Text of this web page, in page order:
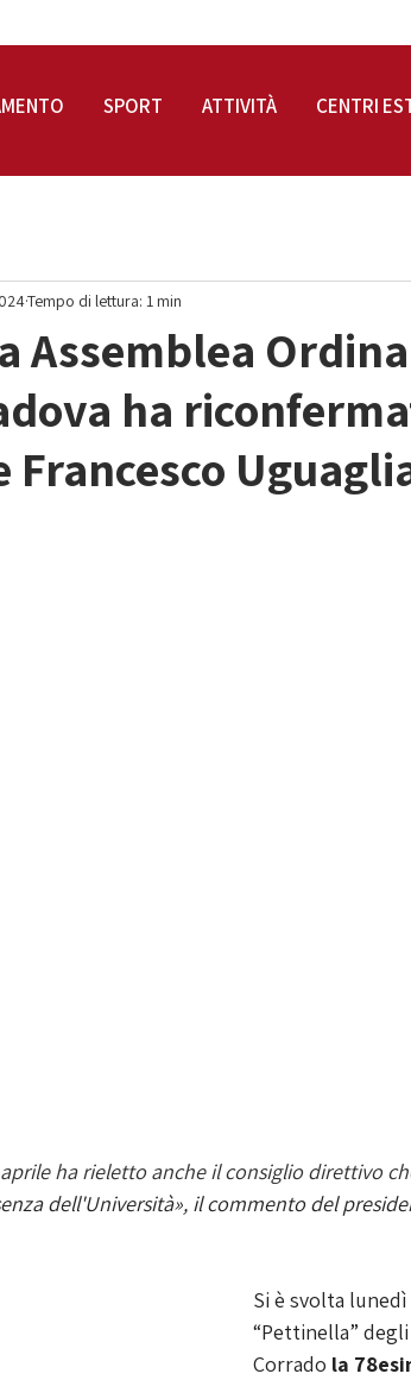
Assemblea
ha
Francesco
Tempo di lettura: 1 min
ha rieletto anche il consiglio direttivo
dell'Università», il commento del
Si è svolta
“Pettinella”
Corrado la
SPORT ATTIVITÀ CENTRI